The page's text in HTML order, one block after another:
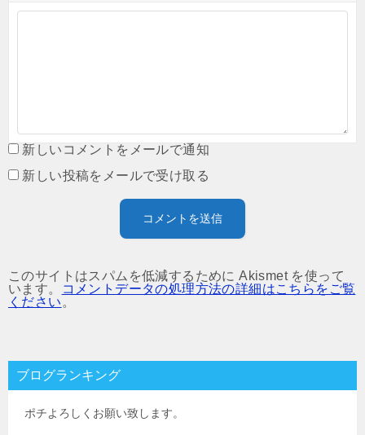
新しいコメントをメールで通知
新しい投稿をメールで受け取る
このサイトはスパムを低減するために Akismet を使って
います。
コメントデータの処理方法の詳細はこちらをご覧
ください 。
ブログランキング
ポチよろしくお願い致します。